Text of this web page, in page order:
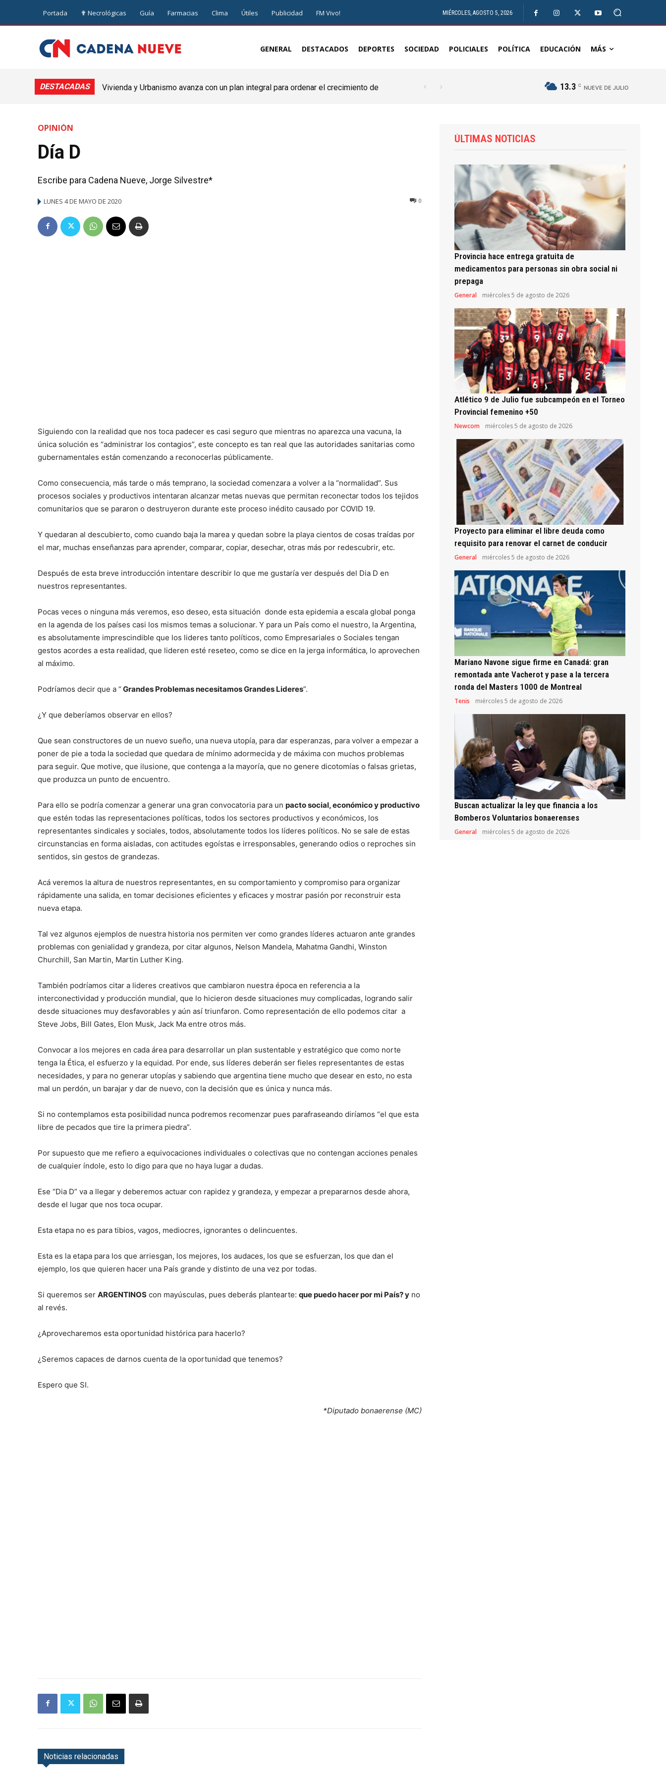
Portada ✟ Necrológicas Guía Farmacias Clima Útiles Publicidad FM Vivo! MIÉRCOLES, AGOSTO 5, 2026
GENERAL DESTACADOS DEPORTES SOCIEDAD POLICIALES POLÍTICA EDUCACIÓN MÁS
DESTACADAS
Vivienda y Urbanismo avanza con un plan integral para ordenar el crecimiento de
13.3 C NUEVE DE JULIO
OPINIÓN
Día D
Escribe para Cadena Nueve, Jorge Silvestre*
LUNES 4 DE MAYO DE 2020 0
Siguiendo con la realidad que nos toca padecer es casi seguro que mientras no aparezca una vacuna, la
única solución es “administrar los contagios”, este concepto es tan real que las autoridades sanitarias como
gubernamentales están comenzando a reconocerlas públicamente.
Como consecuencia, más tarde o más temprano, la sociedad comenzara a volver a la “normalidad”. Sus
procesos sociales y productivos intentaran alcanzar metas nuevas que permitan reconectar todos los tejidos
comunitarios que se pararon o destruyeron durante este proceso inédito causado por COVID 19.
Y quedaran al descubierto, como cuando baja la marea y quedan sobre la playa cientos de cosas traídas por
el mar, muchas enseñanzas para aprender, comparar, copiar, desechar, otras más por redescubrir, etc.
Después de esta breve introducción intentare describir lo que me gustaría ver después del Dia D en
nuestros representantes.
Pocas veces o ninguna más veremos, eso deseo, esta situación donde esta epidemia a escala global ponga
en la agenda de los países casi los mismos temas a solucionar. Y para un País como el nuestro, la Argentina,
es absolutamente imprescindible que los lideres tanto políticos, como Empresariales o Sociales tengan
gestos acordes a esta realidad, que lideren esté reseteo, como se dice en la jerga informática, lo aprovechen
al máximo.
Podríamos decir que a “Grandes Problemas necesitamos Grandes Lideres”.
¿Y que deberíamos observar en ellos?
Que sean constructores de un nuevo sueño, una nueva utopía, para dar esperanzas, para volver a empezar a
poner de pie a toda la sociedad que quedara de mínimo adormecida y de máxima con muchos problemas
para seguir. Que motive, que ilusione, que contenga a la mayoría, que no genere dicotomías o falsas grietas,
que produzca un punto de encuentro.
Para ello se podría comenzar a generar una gran convocatoria para un pacto social, económico y productivo
que estén todas las representaciones políticas, todos los sectores productivos y económicos, los
representantes sindicales y sociales, todos, absolutamente todos los líderes políticos. No se sale de estas
circunstancias en forma aisladas, con actitudes egoístas e irresponsables, generando odios o reproches sin
sentidos, sin gestos de grandezas.
Acá veremos la altura de nuestros representantes, en su comportamiento y compromiso para organizar
rápidamente una salida, en tomar decisiones eficientes y eficaces y mostrar pasión por reconstruir esta
nueva etapa.
Tal vez algunos ejemplos de nuestra historia nos permiten ver como grandes líderes actuaron ante grandes
problemas con genialidad y grandeza, por citar algunos, Nelson Mandela, Mahatma Gandhi, Winston
Churchill, San Martin, Martin Luther King.
También podríamos citar a lideres creativos que cambiaron nuestra época en referencia a la
interconectividad y producción mundial, que lo hicieron desde situaciones muy complicadas, logrando salir
desde situaciones muy desfavorables y aún así triunfaron. Como representación de ello podemos citar a
Steve Jobs, Bill Gates, Elon Musk, Jack Ma entre otros más.
Convocar a los mejores en cada área para desarrollar un plan sustentable y estratégico que como norte
tenga la Ética, el esfuerzo y la equidad. Por ende, sus líderes deberán ser fieles representantes de estas
necesidades, y para no generar utopías y sabiendo que argentina tiene mucho que desear en esto, no esta
mal un perdón, un barajar y dar de nuevo, con la decisión que es única y nunca más.
Si no contemplamos esta posibilidad nunca podremos recomenzar pues parafraseando diríamos “el que esta
libre de pecados que tire la primera piedra”.
Por supuesto que me refiero a equivocaciones individuales o colectivas que no contengan acciones penales
de cualquier índole, esto lo digo para que no haya lugar a dudas.
Ese “Dia D” va a llegar y deberemos actuar con rapidez y grandeza, y empezar a prepararnos desde ahora,
desde el lugar que nos toca ocupar.
Esta etapa no es para tibios, vagos, mediocres, ignorantes o delincuentes.
Esta es la etapa para los que arriesgan, los mejores, los audaces, los que se esfuerzan, los que dan el
ejemplo, los que quieren hacer una País grande y distinto de una vez por todas.
Si queremos ser ARGENTINOS con mayúsculas, pues deberás plantearte: que puedo hacer por mi País? y no
al revés.
¿Aprovecharemos esta oportunidad histórica para hacerlo?
¿Seremos capaces de darnos cuenta de la oportunidad que tenemos?
Espero que SI.
*Diputado bonaerense (MC)
Noticias relacionadas
ÚLTIMAS NOTICIAS
Provincia hace entrega gratuita de
medicamentos para personas sin obra social ni
prepaga
General miércoles 5 de agosto de 2026
Atlético 9 de Julio fue subcampeón en el Torneo
Provincial femenino +50
Newcom miércoles 5 de agosto de 2026
Proyecto para eliminar el libre deuda como
requisito para renovar el carnet de conducir
General miércoles 5 de agosto de 2026
Mariano Navone sigue firme en Canadá: gran
remontada ante Vacherot y pase a la tercera
ronda del Masters 1000 de Montreal
Tenis miércoles 5 de agosto de 2026
Buscan actualizar la ley que financia a los
Bomberos Voluntarios bonaerenses
General miércoles 5 de agosto de 2026